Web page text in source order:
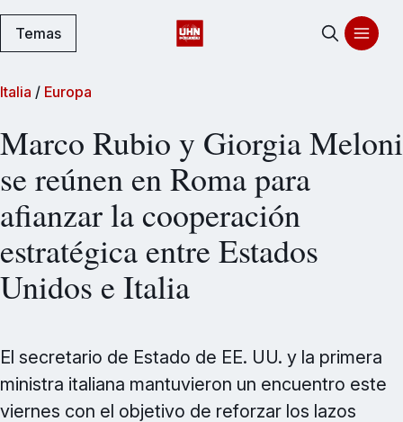
Temas
Italia / Europa
Marco Rubio y Giorgia Meloni
se reúnen en Roma para
afianzar la cooperación
estratégica entre Estados
Unidos e Italia
El secretario de Estado de EE. UU. y la primera
ministra italiana mantuvieron un encuentro este
viernes con el objetivo de reforzar los lazos